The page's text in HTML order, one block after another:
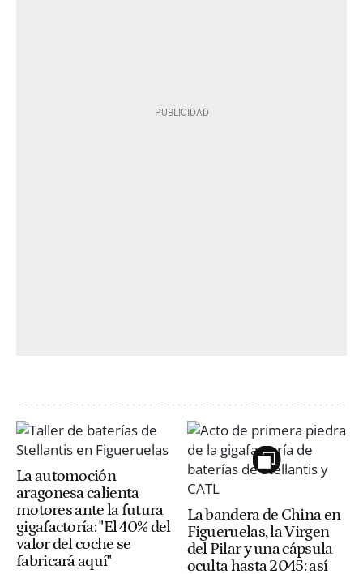
La automoción
aragonesa calienta
motores ante la futura
gigafactoría: "El 40% del
valor del coche se
fabricará aquí"
La bandera de China en
Figueruelas, la Virgen
del Pilar y una cápsula
oculta hasta 2045: así